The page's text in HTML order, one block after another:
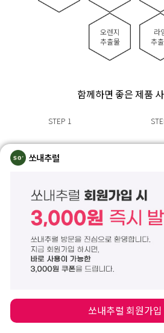
오렌지
추출물
라
추
함께하면 좋은 제품
STEP 1
올 데이 블러 핏
프렙 픽서
모공 보정, 베이스 고정
모공 밀착 블러 프렙
올 데
픽싱
피부 결점
커버해주는
쏘내추럴
쏘내추럴 회원가입